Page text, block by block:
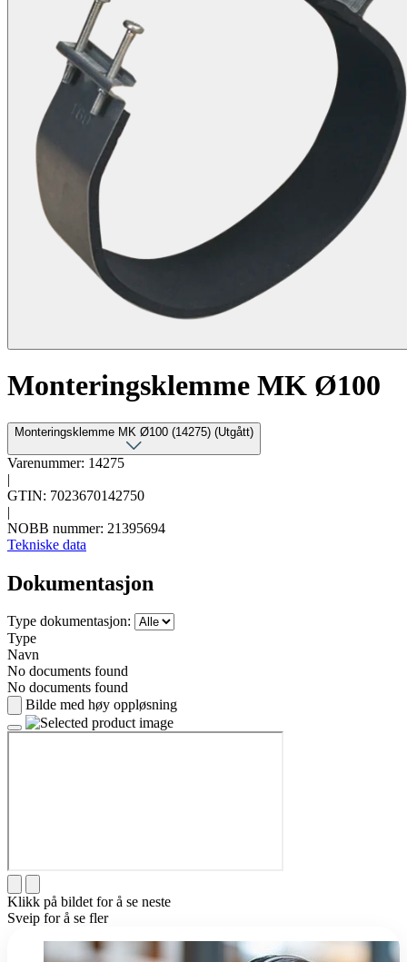
Monteringsklemme MK Ø100
Monteringsklemme MK Ø100 (14275) (Utgått)
Varenummer: 14275
|
GTIN: 7023670142750
|
NOBB nummer: 21395694
Tekniske data
Dokumentasjon
Type dokumentasjon:
Type
Navn
No documents found
No documents found
Bilde med høy oppløsning
Klikk på bildet for å se neste
Sveip for å se fler